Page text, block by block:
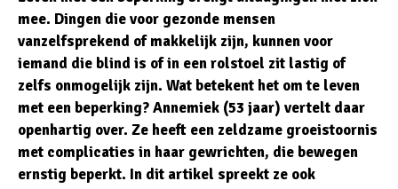
mee. Dingen die voor gezonde mensen
vanzelfsprekend of makkelijk zijn, kunnen voor
iemand die blind is of in een rolstoel zit lastig of
zelfs onmogelijk zijn. Wat betekent het om te leven
met een beperking? Annemiek (53 jaar) vertelt daar
openhartig over. Ze heeft een zeldzame groeistoornis
met complicaties in haar gewrichten, die bewegen
ernstig beperkt. In dit artikel spreekt ze ook